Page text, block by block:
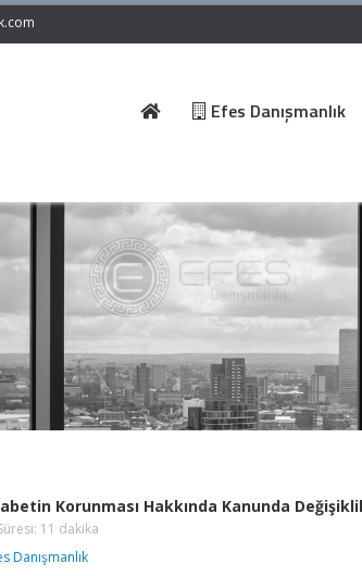
Efes Danışmanlık
Korunması Hakkında Kanunda
11 dakika
Danışmanlık